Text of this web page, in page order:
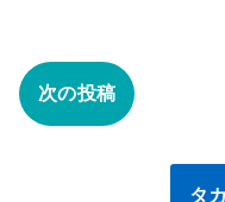
次の投稿
タ